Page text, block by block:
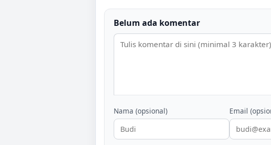
Belum ada komentar
Nama (opsional) Email